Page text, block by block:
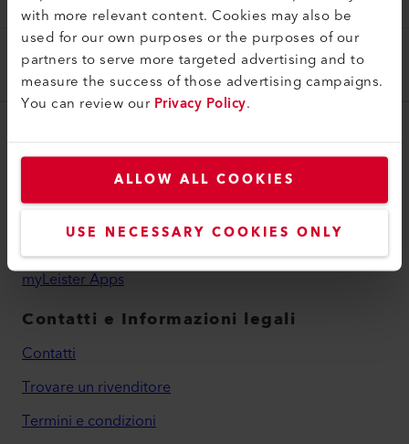
with more relevant content. Cookies may also be
used for our own purposes or the purposes of our
partners to serve more targeted advertising and to
measure the success of those advertising campaigns.
You can review ourPrivacy Policy.
ALLOW ALL COOKIES
USE NECESSARY COOKIES ONLY
COPYRIGHTS
myLeister Account
Academy
myLeister Apps
Contatti e Informazioni legali
Contatti
Trovare un rivenditore
Termini e condizioni